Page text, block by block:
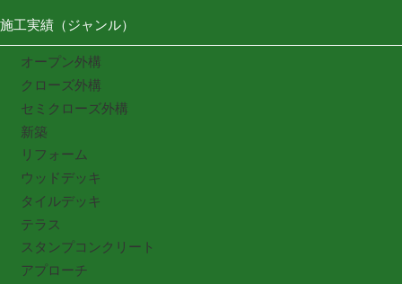
施工実績（ジャンル）
オープン外構
クローズ外構
セミクローズ外構
新築
リフォーム
ウッドデッキ
タイルデッキ
テラス
スタンプコンクリート
アプローチ